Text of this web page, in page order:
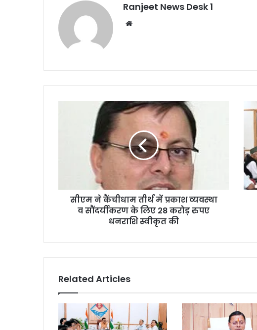
Ranjeet News Desk 1
सीएम ने कैंचीधाम तीर्थ में प्रकाश व्यवस्था
व सौंदर्यीकरण के लिए 28 करोड़ रुपए
धनराशि स्वीकृत की
Related Articles